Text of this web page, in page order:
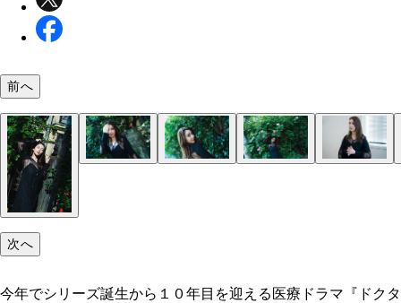
前へ
次へ
今年でシリーズ誕生から１０年目を迎える医療ドラマ『ドクタ